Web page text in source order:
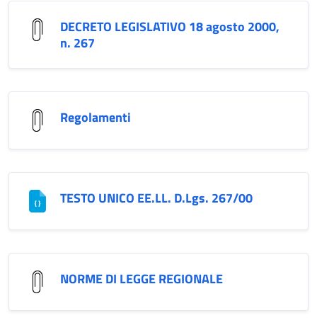
DECRETO LEGISLATIVO 18 agosto 2000,
n. 267
Regolamenti
TESTO UNICO EE.LL. D.Lgs. 267/00
NORME DI LEGGE REGIONALE